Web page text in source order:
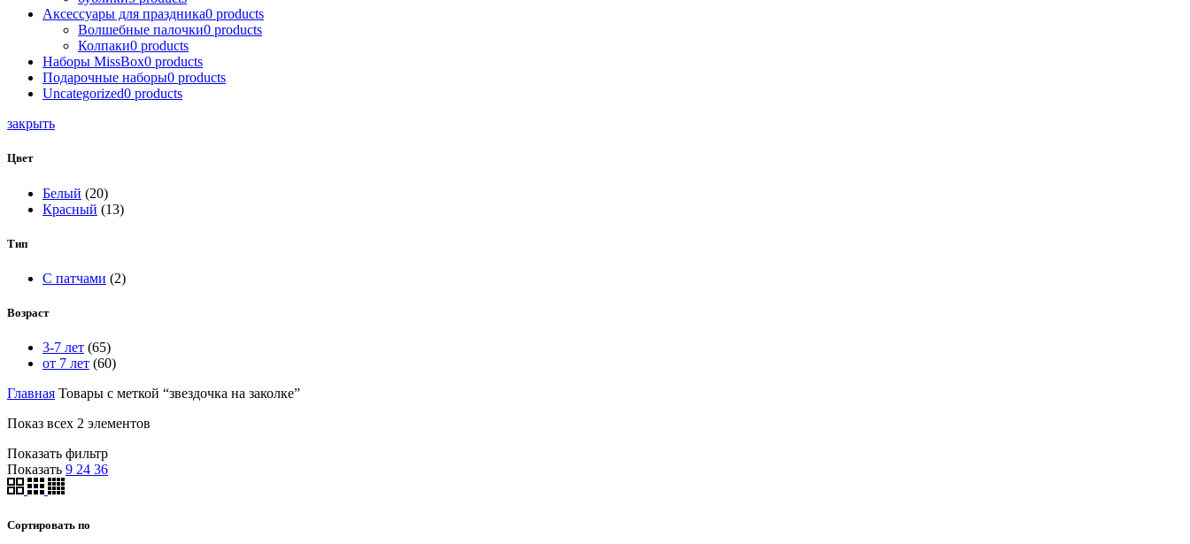
Аксессуары для праздника0 products
Волшебные палочки0 products
Колпаки0 products
Наборы MissBox0 products
Подарочные наборы0 products
Uncategorized0 products
закрыть
Цвет
Белый (20)
Красный (13)
Тип
С патчами (2)
Возраст
3-7 лет (65)
от 7 лет (60)
Главная Товары с меткой “звездочка на заколке”
Показ всех 2 элементов
Показать фильтр
Показать 9 24 36
Сортировать по